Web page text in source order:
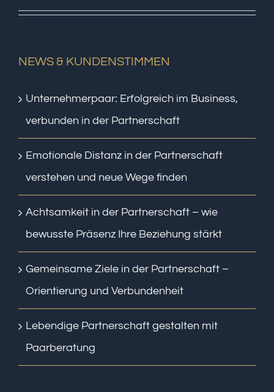
NEWS & KUNDENSTIMMEN
Unternehmerpaar: Erfolgreich im Business,
verbunden in der Partnerschaft
Emotionale Distanz in der Partnerschaft
verstehen und neue Wege finden
Achtsamkeit in der Partnerschaft – wie
bewusste Präsenz Ihre Beziehung stärkt
Gemeinsame Ziele in der Partnerschaft –
Orientierung und Verbundenheit
Lebendige Partnerschaft gestalten mit
Paarberatung